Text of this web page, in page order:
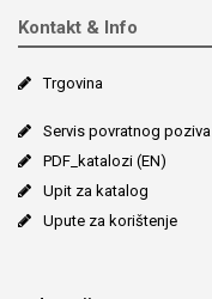
Kontakt & Info
Trgovina
Servis povratnog poziva
PDF_katalozi (EN)
Upit za katalog
Upute za korištenje